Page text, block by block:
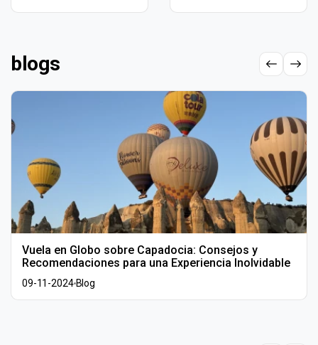
blogs
Vuela en Globo sobre Capadocia: Consejos y
Recomendaciones para una Experiencia Inolvidable
09-11-2024Blog